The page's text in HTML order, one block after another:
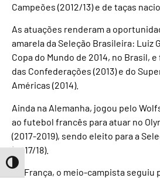
Toggle High Contrast
Campeões (2012/13) e de taças
As atuações renderam a
amarela da Seleção Brasileira: Luiz
Copa do Mundo de 2014, no Brasil,
das Confederações (2013) e do
Américas (2014).
Ainda na Alemanha, jogou pelo
ao futebol francês para atuar no
(2017-2019), sendo eleito para a
(2017/18).
Da França, o meio-campista seguiu